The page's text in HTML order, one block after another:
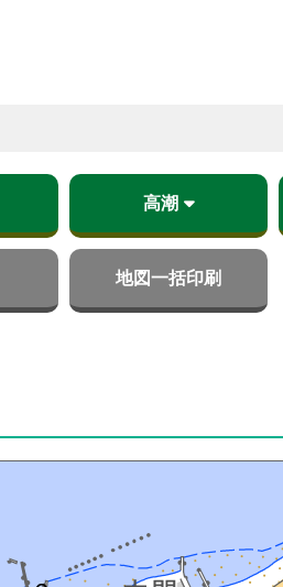
高潮
高潮浸水想定区域
地図一括印刷